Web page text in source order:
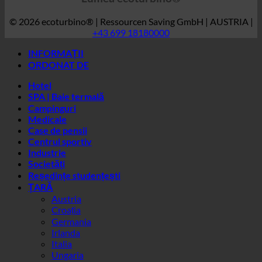
SPA | Baie termală
Case de pensii
Centrul sportiv
Societăți
Reședințe studențești
ȚARĂ
Austria
Croația
Germania
Irlanda
Italia
Ungaria
Luxemburg
Letonia
Slovenia
Coreea de Sud
Spania
Elveția
Emiratele Arabe Unite